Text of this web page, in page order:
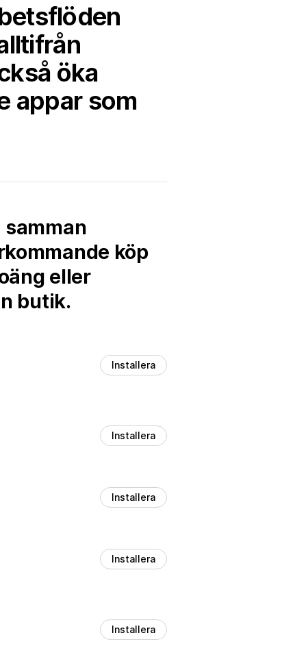
öka
appar som
köp
eller
butik.
Installera
Installera
Installera
Installera
Installera